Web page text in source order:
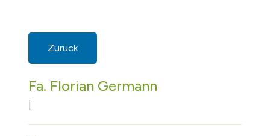
Zurück
Fa. Florian Germann